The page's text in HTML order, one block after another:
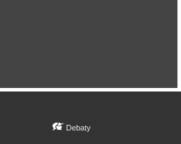
Debaty